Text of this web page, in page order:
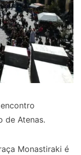
de Atenas.
Monastiraki é